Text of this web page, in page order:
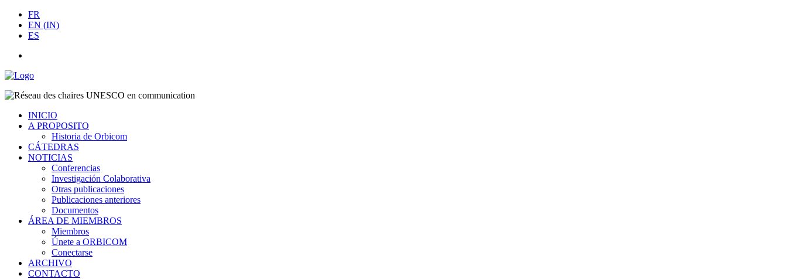
FR
EN (IN)
ES
INICIO
A PROPOSITO
Historia de Orbicom
CÁTEDRAS
NOTICIAS
Conferencias
Investigación Colaborativa
Otras publicaciones
Publicaciones anteriores
Documentos
ÁREA DE MIEMBROS
Miembros
Únete a ORBICOM
Conectarse
ARCHIVO
CONTACTO